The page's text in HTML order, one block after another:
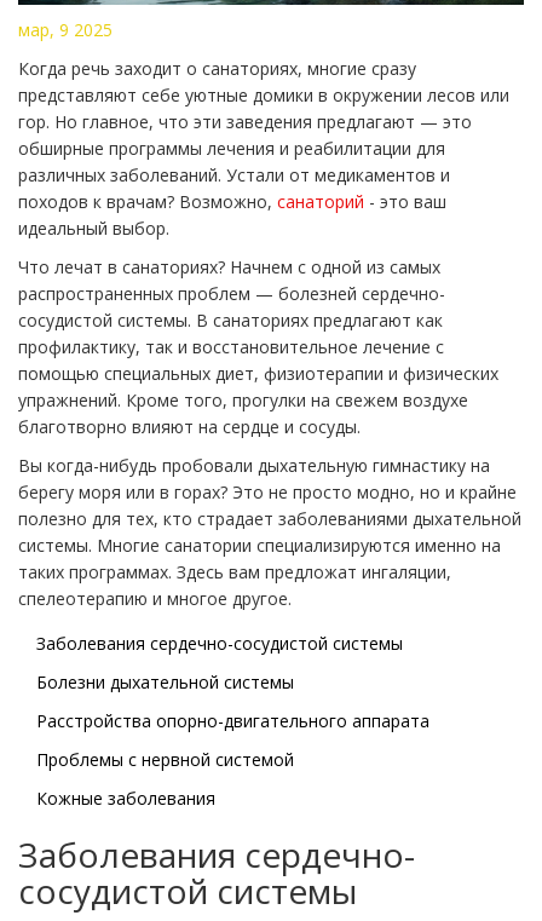
мар, 9 2025
Когда речь заходит о санаториях, многие сразу
представляют себе уютные домики в окружении лесов или
гор. Но главное, что эти заведения предлагают — это
обширные программы лечения и реабилитации для
различных заболеваний. Устали от медикаментов и
походов к врачам? Возможно, санаторий - это ваш
идеальный выбор.
Что лечат в санаториях? Начнем с одной из самых
распространенных проблем — болезней сердечно-
сосудистой системы. В санаториях предлагают как
профилактику, так и восстановительное лечение с
помощью специальных диет, физиотерапии и физических
упражнений. Кроме того, прогулки на свежем воздухе
благотворно влияют на сердце и сосуды.
Вы когда-нибудь пробовали дыхательную гимнастику на
берегу моря или в горах? Это не просто модно, но и крайне
полезно для тех, кто страдает заболеваниями дыхательной
системы. Многие санатории специализируются именно на
таких программах. Здесь вам предложат ингаляции,
спелеотерапию и многое другое.
Заболевания сердечно-сосудистой системы
Болезни дыхательной системы
Расстройства опорно-двигательного аппарата
Проблемы с нервной системой
Кожные заболевания
Заболевания сердечно-
сосудистой системы